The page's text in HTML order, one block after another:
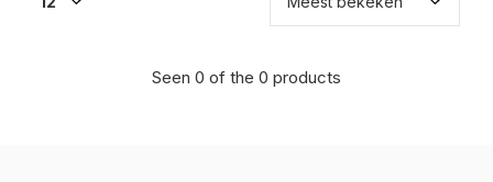
Seen 0 of the 0 products